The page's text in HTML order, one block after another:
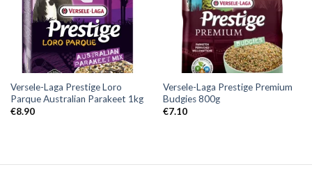
Versele-Laga Prestige Loro
Parque Australian Parakeet 1kg
€8.90
Versele-Laga Prestige Premium
Budgies 800g
€7.10